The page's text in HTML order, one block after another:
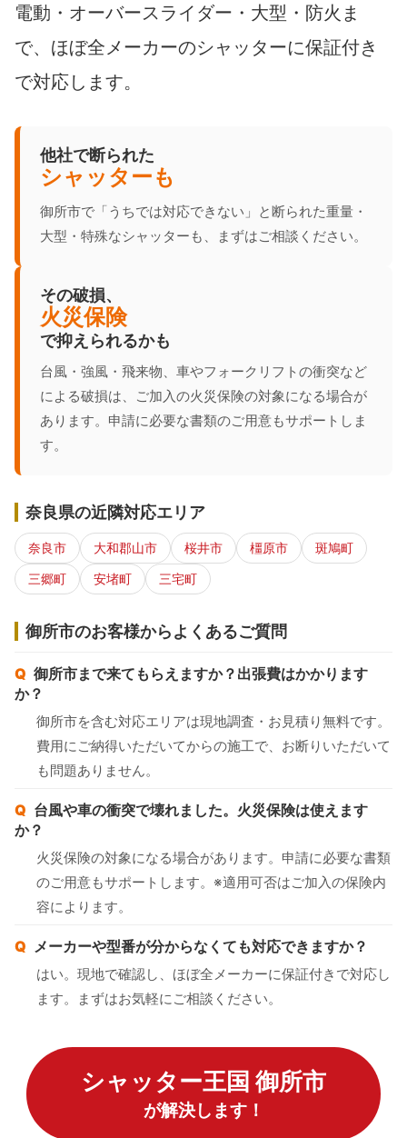
電動・オーバースライダー・大型・防火ま
で、ほぼ全メーカーのシャッターに保証付き
で対応します。
他社で断られた
シャッターも
御所市で「うちでは対応できない」と断られた重量・
大型・特殊なシャッターも、まずはご相談ください。
その破損、
火災保険
で抑えられるかも
台風・強風・飛来物、車やフォークリフトの衝突など
による破損は、ご加入の火災保険の対象になる場合が
あります。申請に必要な書類のご用意もサポートしま
す。
奈良県の近隣対応エリア
奈良市 大和郡山市 桜井市 橿原市
斑鳩町
三郷町
安堵町 三宅町
御所市のお客様からよくあるご質問
御所市まで来てもらえますか？出張費はかかります
か？
御所市を含む対応エリアは現地調査・お見積り無料です。
費用にご納得いただいてからの施工で、お断りいただいて
も問題ありません。
台風や車の衝突で壊れました。火災保険は使えます
か？
火災保険の対象になる場合があります。申請に必要な書類
のご用意もサポートします。※適用可否はご加入の保険内
容によります。
メーカーや型番が分からなくても対応できますか？
はい。現地で確認し、ほぼ全メーカーに保証付きで対応し
ます。まずはお気軽にご相談ください。
シャッター王国 御所市
が解決します！